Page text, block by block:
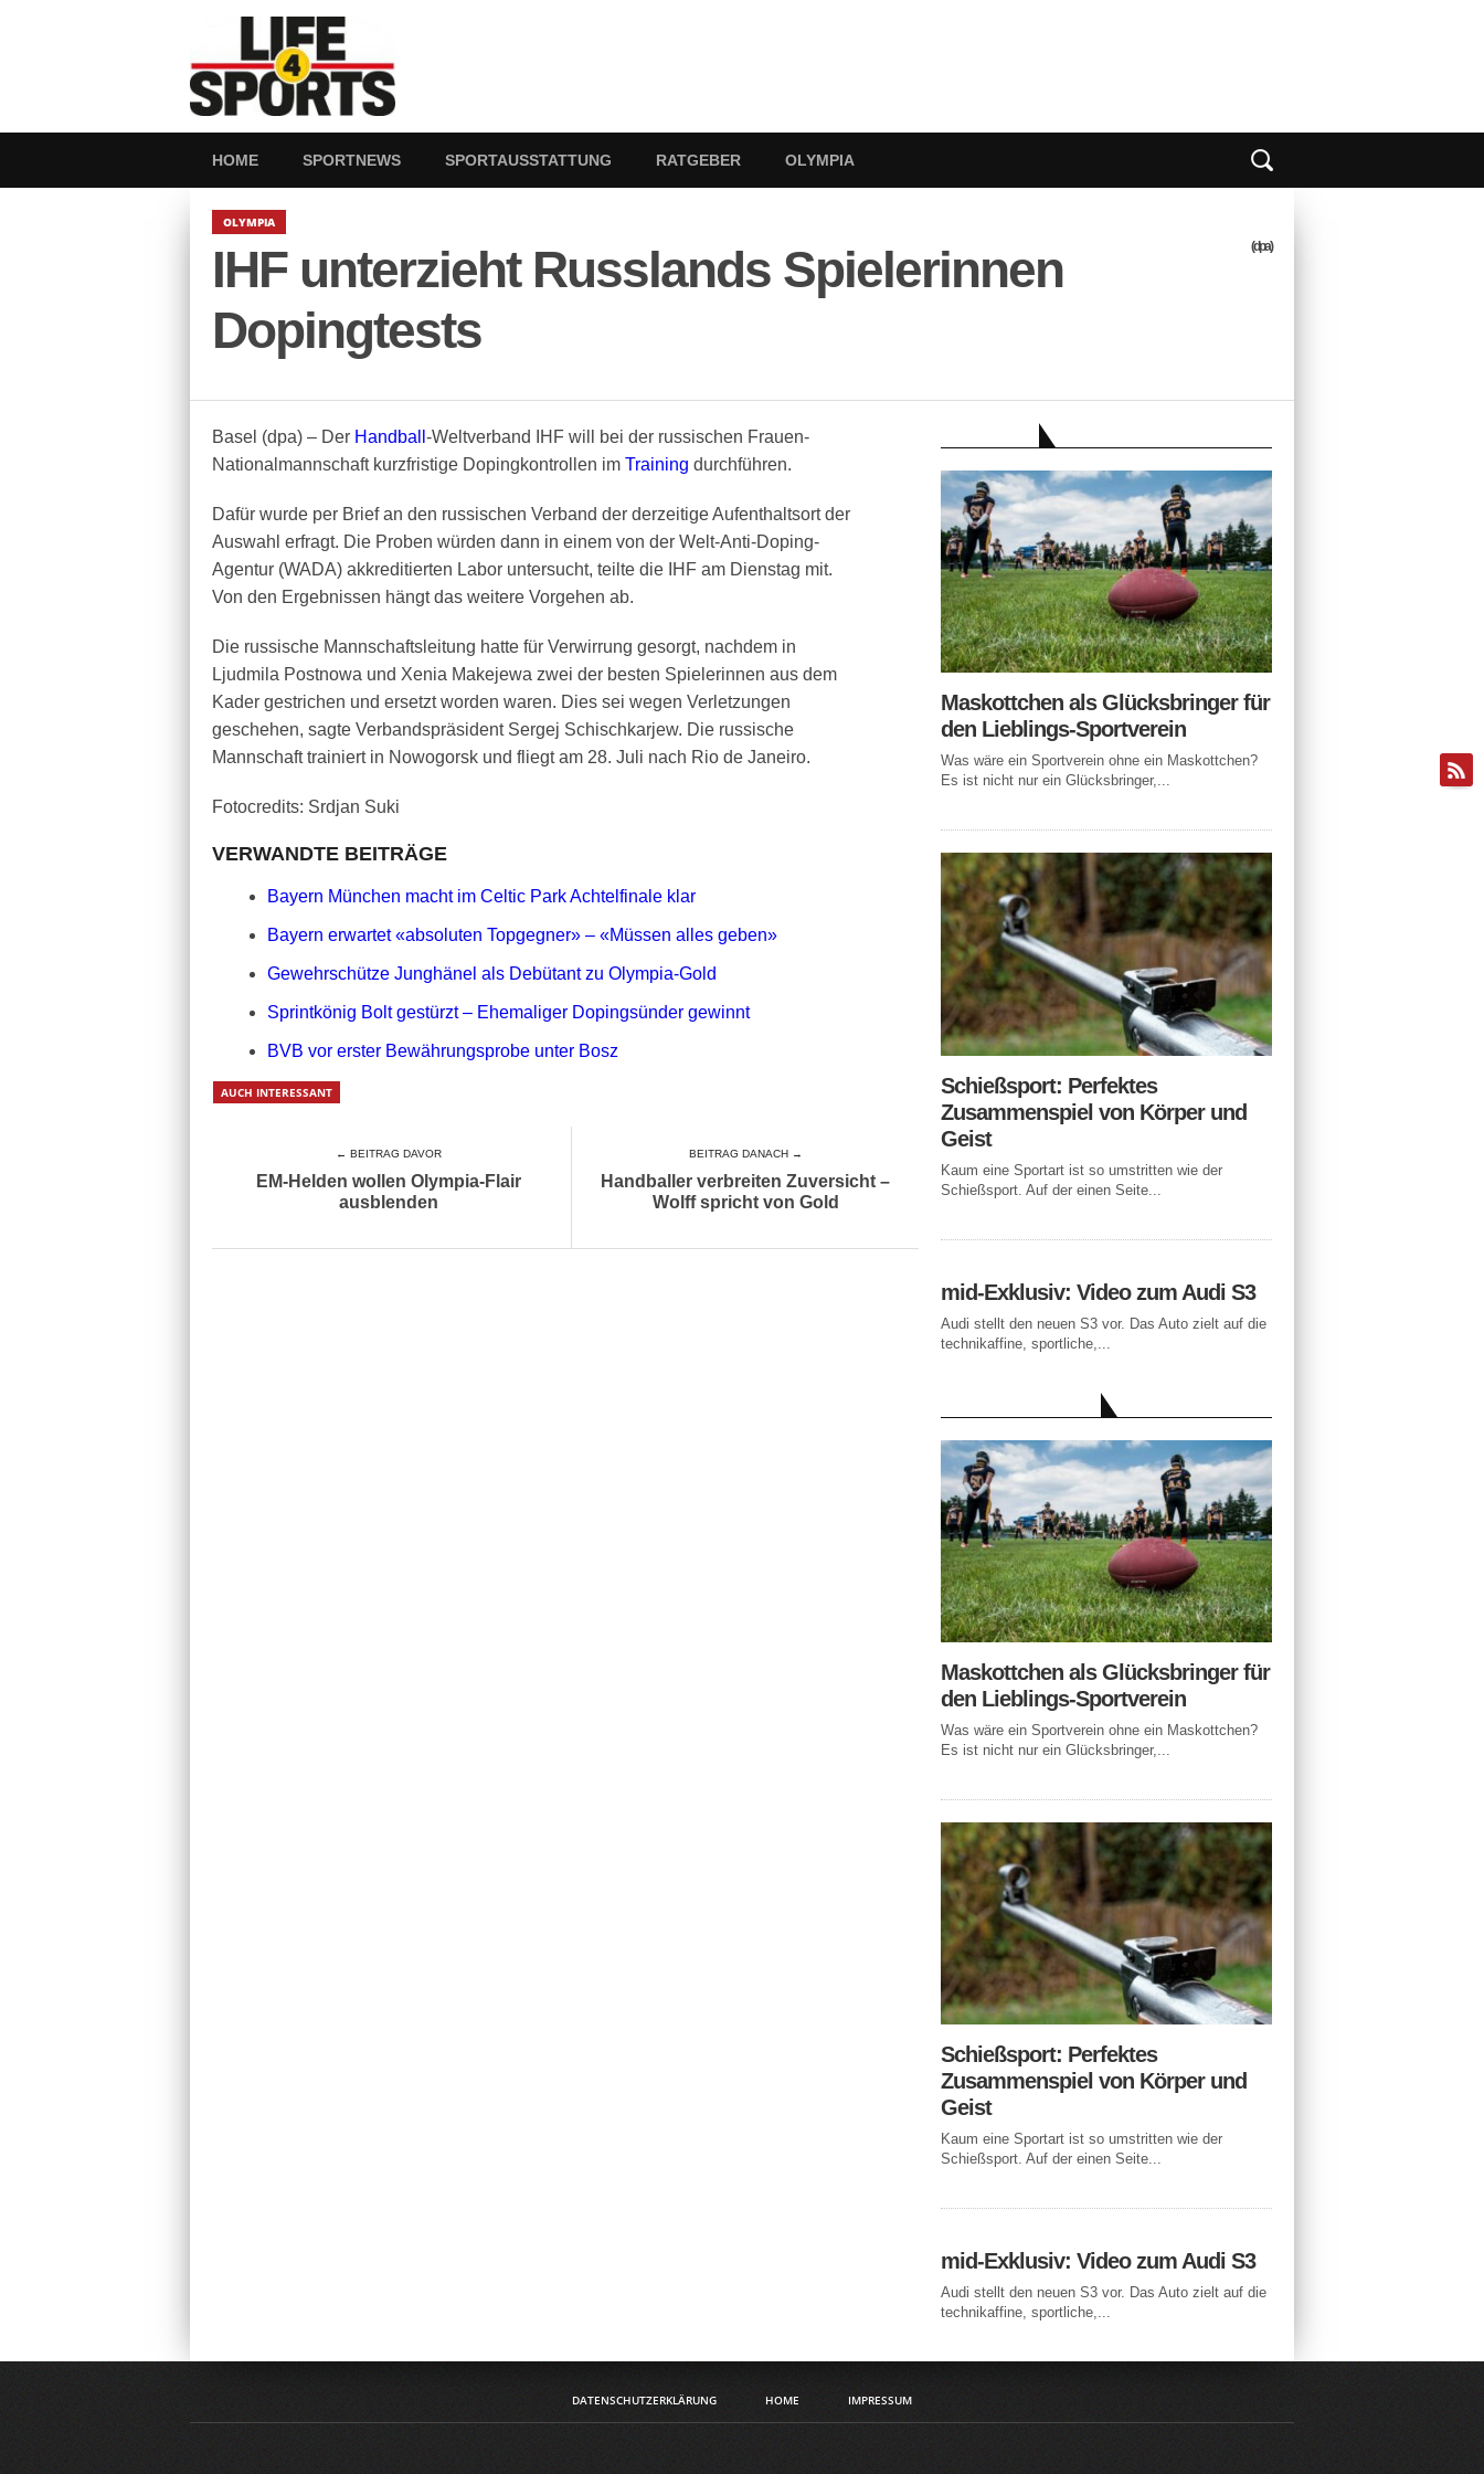
HOME SPORTNEWS SPORTAUSSTATTUNG RATGEBER OLYMPIA
OLYMPIA
IHF unterzieht Russlands Spielerinnen
Dopingtests
(dpa)
Basel (dpa) – Der Handball -Weltverband IHF will bei der russischen Frauen-
Nationalmannschaft kurzfristige Dopingkontrollen im Training durchführen.
Dafür wurde per Brief an den russischen Verband der derzeitige Aufenthaltsort der
Auswahl erfragt. Die Proben würden dann in einem von der Welt-Anti-Doping-
Agentur (WADA) akkreditierten Labor untersucht, teilte die IHF am Dienstag mit.
Von den Ergebnissen hängt das weitere Vorgehen ab.
Die russische Mannschaftsleitung hatte für Verwirrung gesorgt, nachdem in
Ljudmila Postnowa und Xenia Makejewa zwei der besten Spielerinnen aus dem
Kader gestrichen und ersetzt worden waren. Dies sei wegen Verletzungen
geschehen, sagte Verbandspräsident Sergej Schischkarjew. Die russische
Mannschaft trainiert in Nowogorsk und fliegt am 28. Juli nach Rio de Janeiro.
Fotocredits: Srdjan Suki
VERWANDTE BEITRÄGE
Bayern München macht im Celtic Park Achtelfinale klar
Bayern erwartet «absoluten Topgegner» – «Müssen alles geben»
Gewehrschütze Junghänel als Debütant zu Olympia-Gold
Sprintkönig Bolt gestürzt – Ehemaliger Dopingsünder gewinnt
BVB vor erster Bewährungsprobe unter Bosz
AUCH INTERESSANT
← BEITRAG DAVOR
EM-Helden wollen Olympia-Flair
ausblenden
BEITRAG DANACH →
Handballer verbreiten Zuversicht –
Wolff spricht von Gold
Maskottchen als Glücksbringer für
den Lieblings-Sportverein
Was wäre ein Sportverein ohne ein Maskottchen?
Es ist nicht nur ein Glücksbringer,...
Schießsport: Perfektes
Zusammenspiel von Körper und
Geist
Kaum eine Sportart ist so umstritten wie der
Schießsport. Auf der einen Seite...
mid-Exklusiv: Video zum Audi S3
Audi stellt den neuen S3 vor. Das Auto zielt auf die
technikaffine, sportliche,...
Maskottchen als Glücksbringer für
den Lieblings-Sportverein
Was wäre ein Sportverein ohne ein Maskottchen?
Es ist nicht nur ein Glücksbringer,...
Schießsport: Perfektes
Zusammenspiel von Körper und
Geist
Kaum eine Sportart ist so umstritten wie der
Schießsport. Auf der einen Seite...
mid-Exklusiv: Video zum Audi S3
Audi stellt den neuen S3 vor. Das Auto zielt auf die
technikaffine, sportliche,...
DATENSCHUTZERKLÄRUNG HOME IMPRESSUM